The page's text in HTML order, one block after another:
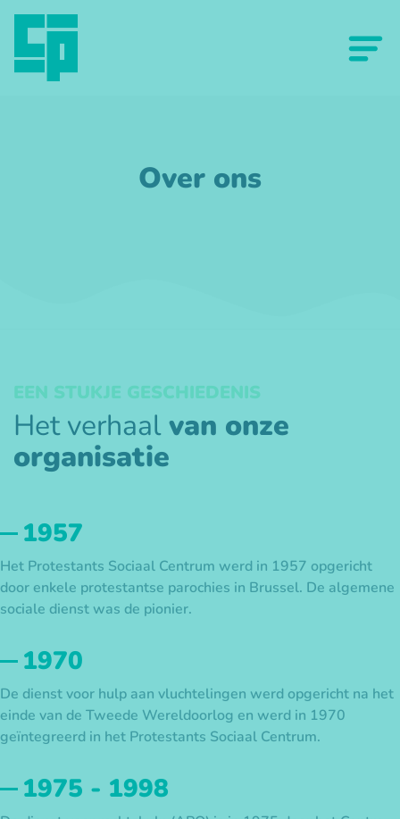
Over ons
EEN STUKJE GESCHIEDENIS
Het verhaal van onze
organisatie
1957
Het Protestants Sociaal Centrum werd in 1957 opgericht
door enkele protestantse parochies in Brussel. De algemene
sociale dienst was de pionier.
1970
De dienst voor hulp aan vluchtelingen werd opgericht na het
einde van de Tweede Wereldoorlog en werd in 1970
geïntegreerd in het Protestants Sociaal Centrum.
1975 - 1998